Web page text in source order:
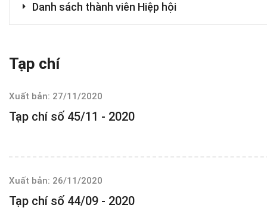
Danh sách thành viên Hiệp hội
Tạp chí
Xuất bản: 27/11/2020
Tạp chí số 45/11 - 2020
Xuất bản: 26/11/2020
Tạp chí số 44/09 - 2020